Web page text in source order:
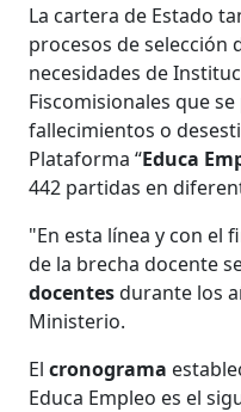
La cartera de Estado
procesos de selección
necesidades de
Fiscomisionales que
fallecimientos o
Plataforma “Educa
442 partidas en
"En esta línea y con el
de la brecha docente
docentesdurante los
Ministerio.
El cronograma
Educa Empleo es el